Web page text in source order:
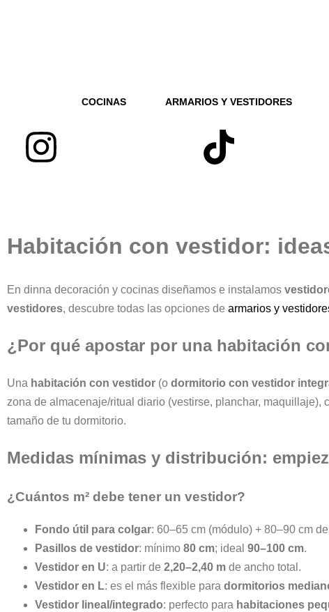
COCINAS ARMARIOS Y VESTIDORES
Habitación con vestidor:
En dinna decoración y cocinas diseñamos e instalamos
vestidores, descubre todas las opciones de armarios y
¿Por qué apostar por una habitación
Una habitación con vestidor (o dormitorio con vestidor
zona de almacenaje/ritual diario (vestirse, planchar, maquillaje),
tamaño de tu dormitorio.
Medidas mínimas y distribución:
¿Cuántos m² debe tener un vestidor?
Fondo útil para colgar: 60–65 cm (módulo) + 80–90 cm
Pasillos de vestidor: mínimo 80 cm; ideal 90–100 cm.
Vestidor en U: a partir de 2,20–2,40 m de ancho total.
Vestidor en L: es el más flexible para dormitorios
Vestidor lineal/integrado: perfecto para habitaciones